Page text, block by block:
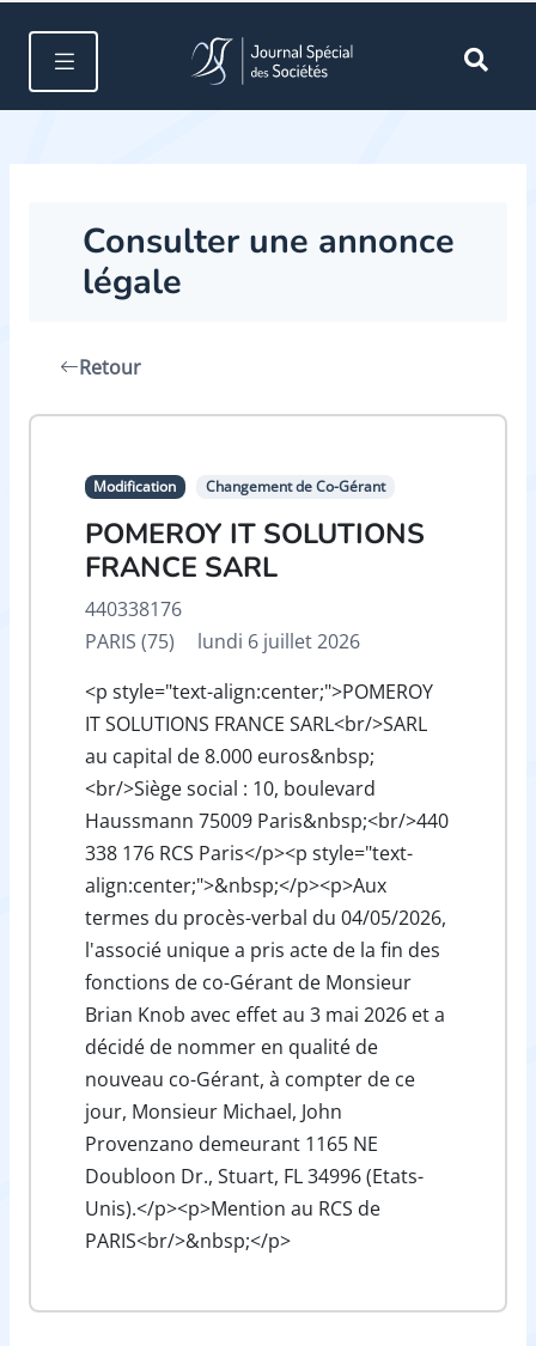
Consulter une annonce
légale
Retour
Modification Changement de Co-Gérant
POMEROY IT SOLUTIONS
FRANCE SARL
440338176
PARIS (75)
lundi 6 juillet 2026
<p style="text-align:center;">POMEROY
IT SOLUTIONS FRANCE SARL<br/>SARL
au capital de 8.000 euros&nbsp;
<br/>Siège social : 10, boulevard
Haussmann 75009 Paris&nbsp;<br/>440
338 176 RCS Paris</p><p style="text-
align:center;">&nbsp;</p><p>Aux
termes du procès-verbal du 04/05/2026,
l'associé unique a pris acte de la fin des
fonctions de co-Gérant de Monsieur
Brian Knob avec effet au 3 mai 2026 et a
décidé de nommer en qualité de
nouveau co-Gérant, à compter de ce
jour, Monsieur Michael, John
Provenzano demeurant 1165 NE
Doubloon Dr., Stuart, FL 34996 (Etats-
Unis).</p><p>Mention au RCS de
PARIS<br/>&nbsp;</p>